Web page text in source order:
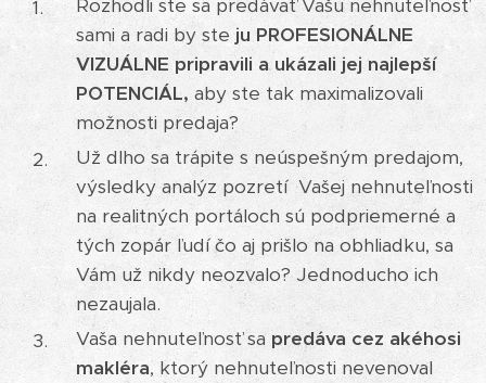
Rozhodli ste sa predávať Vašu nehnuteľnosť
sami a radi by ste ju PROFESIONÁLNE
VIZUÁLNE pripravili a ukázali jej najlepší
POTENCIÁL, aby ste tak maximalizovali
možnosti predaja?
Už dlho sa trápite s neúspešným predajom,
výsledky analýz pozretí Vašej nehnuteľnosti
na realitných portáloch sú podpriemerné a
tých zopár ľudí čo aj prišlo na obhliadku, sa
Vám už nikdy neozvalo? Jednoducho ich
nezaujala.
Vaša nehnuteľnosť sa predáva cez akéhosi
makléra, ktorý nehnuteľnosti nevenoval